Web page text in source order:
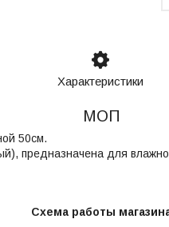
Характеристики
МОП
50см.
предназначена для
Схема работы